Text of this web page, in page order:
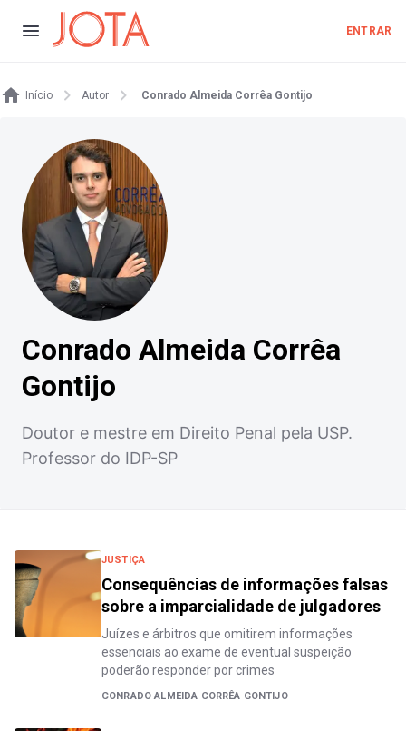
ENTRAR
Início Autor Conrado Almeida Corrêa Gontijo
Conrado Almeida Corrêa
Gontijo
Doutor e mestre em Direito Penal pela USP.
Professor do IDP-SP
JUSTIÇA
Consequências de informações falsas
sobre a imparcialidade de julgadores
Juízes e árbitros que omitirem informações
essenciais ao exame de eventual suspeição
poderão responder por crimes
CONRADO ALMEIDA CORRÊA GONTIJO